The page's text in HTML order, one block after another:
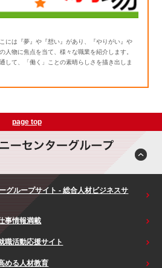
には『夢』や『想い』があり、『やりがい』や
人物に焦点を当て、様々な職業を紹介します。
して、「働く」ことの素晴らしさを描き出しま
page top
グループサイト - 総合人材ビジネスサ
事情報満載
職活動応援サイト
める人材教育